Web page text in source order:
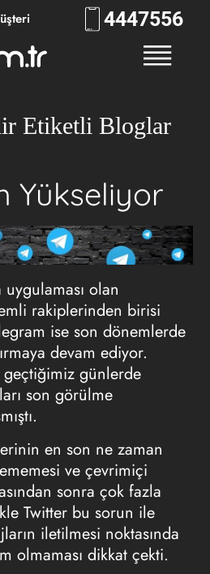
444RKLM
Etiketli Bloglar
Yükseliyor
olan
rakiplerinden birisi
ise son dönemlerde
devam ediyor.
geçtiğimiz günlerde
son görülme
en son ne zaman
ve çevrimiçi
sonra çok fazla
Twitter bu sorun ile
iletilmesi noktasında
olmaması dikkat çekti.